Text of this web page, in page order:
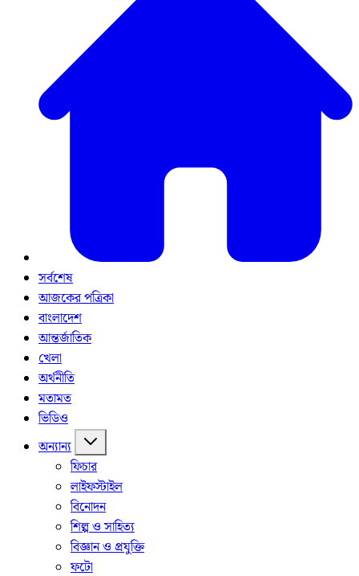
সর্বশেষ
আজকের পত্রিকা
বাংলাদেশ
আন্তর্জাতিক
খেলা
অর্থনীতি
মতামত
ভিডিও
অন্যান্য
ফিচার
লাইফস্টাইল
বিনোদন
শিল্প ও সাহিত্য
বিজ্ঞান ও প্রযুক্তি
ফটো